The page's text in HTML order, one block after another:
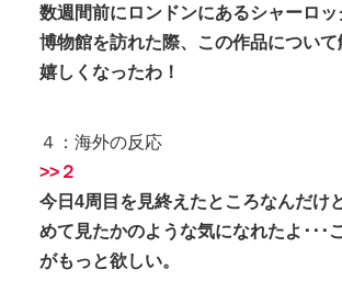
数週間前にロンドンにあるシャーロ
博物館を訪れた際、この作品につい
嬉しくなったわ！
４：海外の反応
>>２
今日4周目を見終えたところなんだけ
めて見たかのような気になれたよ･･･
がもっと欲しい。